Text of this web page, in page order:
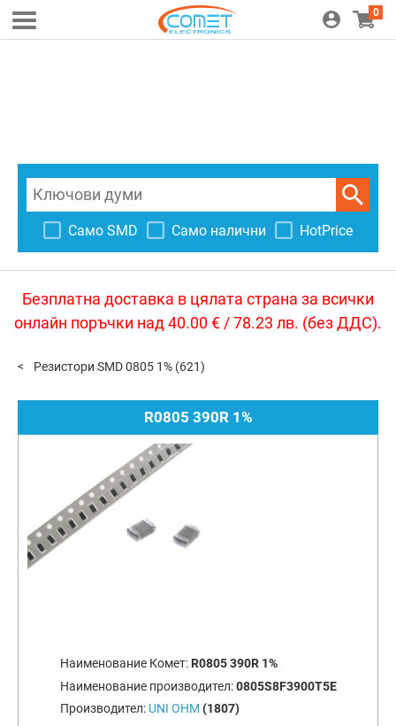
0
Само SMD Само налични HotPrice
Безплатна доставка в цялата страна за всички
онлайн поръчки над 40.00 € / 78.23 лв. (без ДДС).
Резистори SMD 0805 1% (621)
R0805 390R 1%
Наименование Комет: R0805 390R 1%
Наименование производител:0805S8F3900T5E
Производител: UNI OHM (1807)